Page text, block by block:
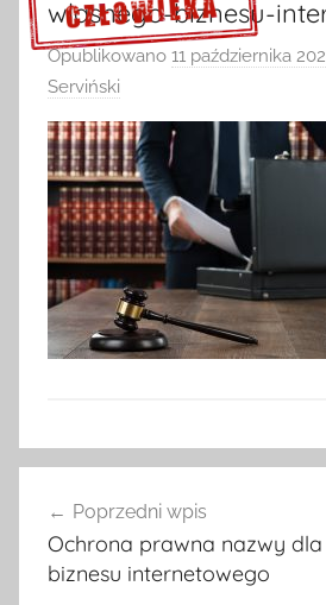
Sprawdź szczegóły >>>
wlasnego-biznesu-
Opublikowano 11 października
Serviński
wpisu
Poprzedni wpis
Ochrona prawna nazwy dla
biznesu internetowego